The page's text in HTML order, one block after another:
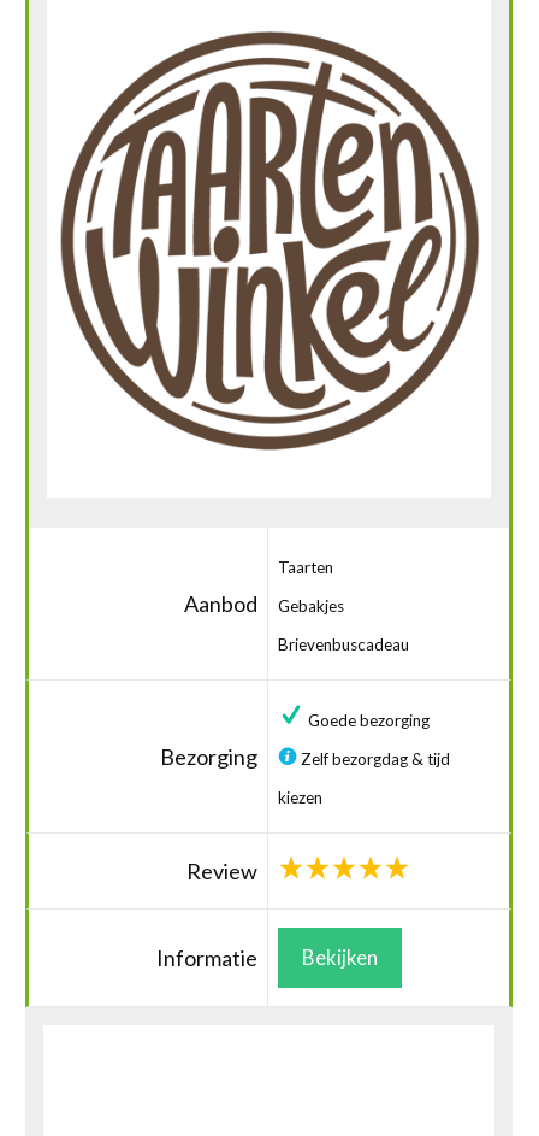
Aanbod
Taarten
Gebakjes
Brievenbuscadeau
Bezorging
Goede bezorging
Zelf bezorgdag & tijd
kiezen
Review
Informatie Bekijken